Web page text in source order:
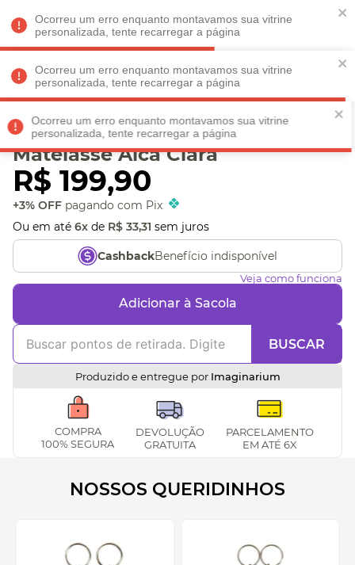
Ocorreu um erro enquanto montavamos sua vitrine
personalizada, tente recarregar a página
Ocorreu um erro enquanto montavamos sua vitrine
personalizada, tente recarregar a página
Ocorreu um erro enquanto montavamos sua vitrine
personalizada, tente recarregar a página
Faltam REGULAMENTO
Veja produtos perto de você! Informe seu CEP
Capa de Notebook 15
Matelasse Alca Clara
R$ 199,90
+3% OFF pagando com Pix
Ou em até 6x de R$ 33,31 sem juros
CashbackBenefício indisponível
Veja como funciona
Adicionar à Sacola
BUSCAR
Produzido e entregue por Imaginarium
COMPRA
100% SEGURA
DEVOLUÇÃO
GRATUITA
PARCELAMENTO
EM ATÉ 6X
NOSSOS QUERIDINHOS